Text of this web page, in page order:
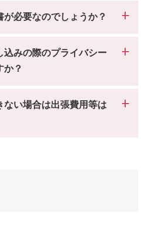
必要なのでしょうか？
込みの際のプライバシー
か？
ない場合は出張費用等は